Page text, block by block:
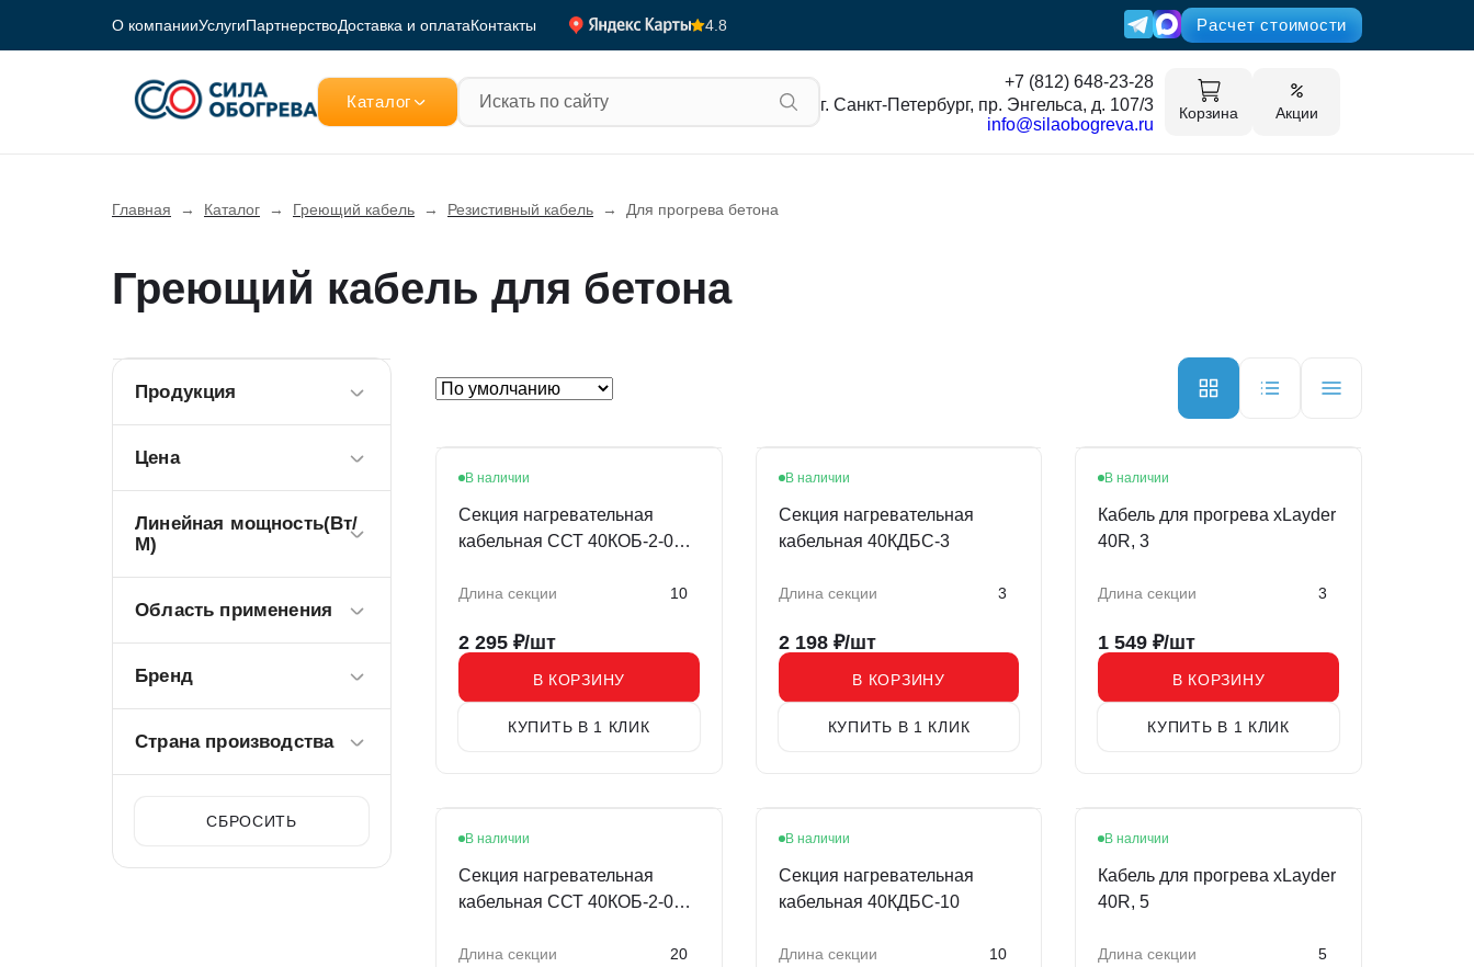
О компанииУслугиПартнерствоДоставка и оплатаКонтакты 4.8 Расчет стоимости
Каталог
+7 (812) 648-23-28
г. Санкт-Петербург, пр. Энгельса, д. 107/3
info@silaobogreva.ru
Корзина Акции
Главная → Каталог → Греющий кабель → Резистивный кабель → Для прогрева бетона
Греющий кабель для бетона
Продукция
Цена
Линейная мощность(Вт/
М)
Область применения
Бренд
Страна производства
СБРОСИТЬ
В наличии
Секция нагревательная
кабельная ССТ 40КОБ-2-01-
Длина секции 10
2 295 ₽/шт
В КОРЗИНУ
КУПИТЬ В 1 КЛИК
В наличии
Секция нагревательная
кабельная 40КДБС-3
Длина секции 3
2 198 ₽/шт
В КОРЗИНУ
КУПИТЬ В 1 КЛИК
В наличии
Кабель для прогрева xLayder
40R, 3
Длина секции 3
1 549 ₽/шт
В КОРЗИНУ
КУПИТЬ В 1 КЛИК
В наличии
Секция нагревательная
кабельная ССТ 40КОБ-2-01-
Длина секции 20
В наличии
Секция нагревательная
кабельная 40КДБС-10
Длина секции 10
В наличии
Кабель для прогрева xLayder
40R, 5
Длина секции 5